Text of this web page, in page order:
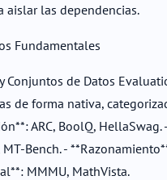
aislar las dependencias.
Fundamentales
Conjuntos de Datos
de forma nativa,
ARC, BoolQ, HellaSwag.
Bench. -
MMMU, MathVista.